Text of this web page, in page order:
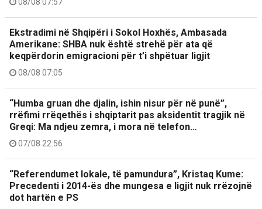
Ekstradimi në Shqipëri i Sokol Hoxhës, Ambasada
Amerikane: SHBA nuk është strehë për ata që
keqpërdorin emigracioni për t’i shpëtuar ligjit
08/08 07:05
“Humba gruan dhe djalin, ishin nisur për në punë”,
rrëfimi rrëqethës i shqiptarit pas aksidentit tragjik në
Greqi: Ma ndjeu zemra, i mora në telefon…
07/08 22:56
“Referendumet lokale, të pamundura”, Kristaq Kume:
Precedenti i 2014-ës dhe mungesa e ligjit nuk rrëzojnë
dot hartën e PS